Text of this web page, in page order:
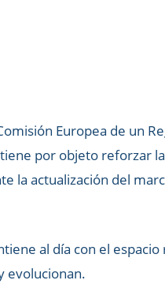
Europea de un
por objeto reforzar
la actualización del
al día con el
evolucionan.